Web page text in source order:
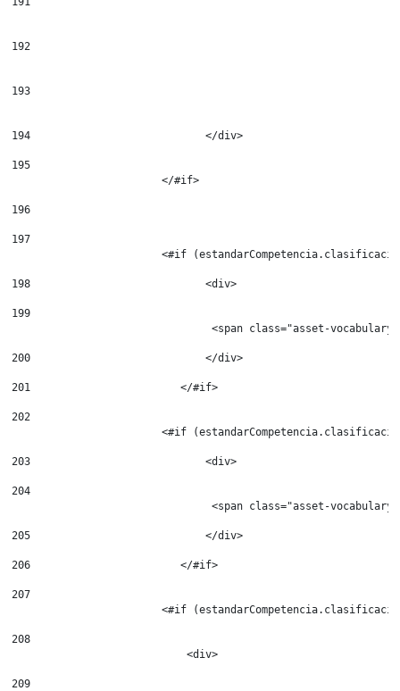
192
193
194
                            </div>
195
196
197
<#if
198
                            <div>
199
<span class="asset-
200
                            </div>
201
                        </#if>
202
<#if
203
                            <div>
204
<span class="asset-
205
                            </div>
206
                        </#if>
207
208
209